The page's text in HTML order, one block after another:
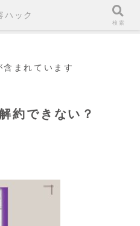
まれています
約できない？
ハック
検索